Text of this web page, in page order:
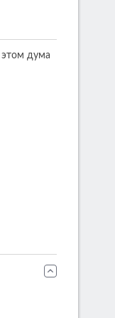
этом дума